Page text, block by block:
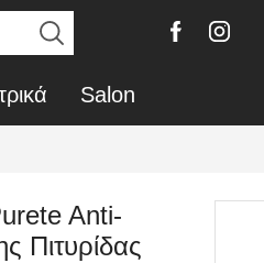
Salon
Anti-
Πιτυρίδας